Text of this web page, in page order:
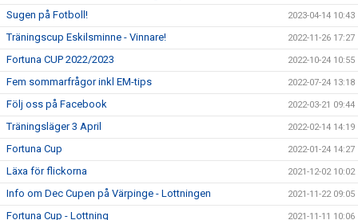
Sugen på Fotboll! 2023-04-14 10:43
Träningscup Eskilsminne - Vinnare! 2022-11-26 17:27
Fortuna CUP 2022/2023 2022-10-24 10:55
Fem sommarfrågor inkl EM-tips 2022-07-24 13:18
Följ oss på Facebook 2022-03-21 09:44
Träningsläger 3 April 2022-02-14 14:19
Fortuna Cup 2022-01-24 14:27
Läxa för flickorna 2021-12-02 10:02
Info om Dec Cupen på Värpinge - Lottningen 2021-11-22 09:05
Fortuna Cup - Lottning 2021-11-11 10:06